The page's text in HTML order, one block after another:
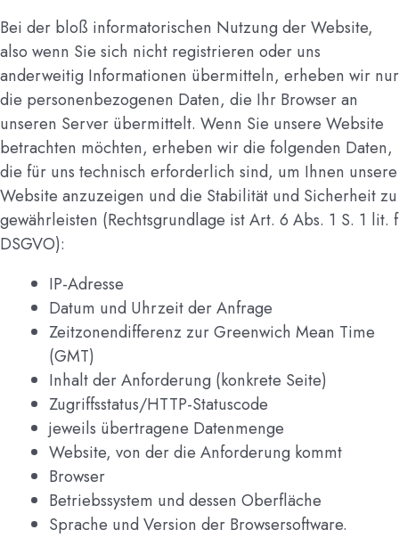
Bei der bloß informatorischen Nutzung der Website,
also wenn Sie sich nicht registrieren oder uns
anderweitig Informationen übermitteln, erheben wir nur
die personenbezogenen Daten, die Ihr Browser an
unseren Server übermittelt. Wenn Sie unsere Website
betrachten möchten, erheben wir die folgenden Daten,
die für uns technisch erforderlich sind, um Ihnen unsere
Website anzuzeigen und die Stabilität und Sicherheit zu
gewährleisten (Rechtsgrundlage ist Art. 6 Abs. 1 S. 1 lit. f
DSGVO):
IP-Adresse
Datum und Uhrzeit der Anfrage
Zeitzonendifferenz zur Greenwich Mean Time
(GMT)
Inhalt der Anforderung (konkrete Seite)
Zugriffsstatus/HTTP-Statuscode
jeweils übertragene Datenmenge
Website, von der die Anforderung kommt
Browser
Betriebssystem und dessen Oberfläche
Sprache und Version der Browsersoftware.